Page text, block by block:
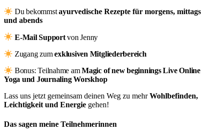
Du bekommstayurvedische Rezepte für morgens, mittags
und abends
E-Mail Supportvon Jenny
Zugang zumexklusiven Mitgliederbereich
Bonus: Teilnahme amMagic of new beginnings Live Online
Yoga und Journaling Worskhop
Lass uns jetzt gemeinsam deinen Weg zu mehrWohlbefinden,
Leichtigkeit und Energie gehen!
Das sagen meine Teilnehmerinnen